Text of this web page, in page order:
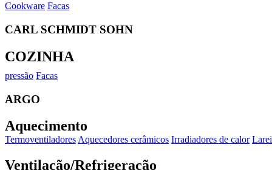
Cookware Facas
CARL SCHMIDT SOHN
COZINHA
pressão Facas
ARGO
Aquecimento
TermoventiladoresAquecedores cerâmicos Irradiadores de calor
Ventilação/Refrigeração